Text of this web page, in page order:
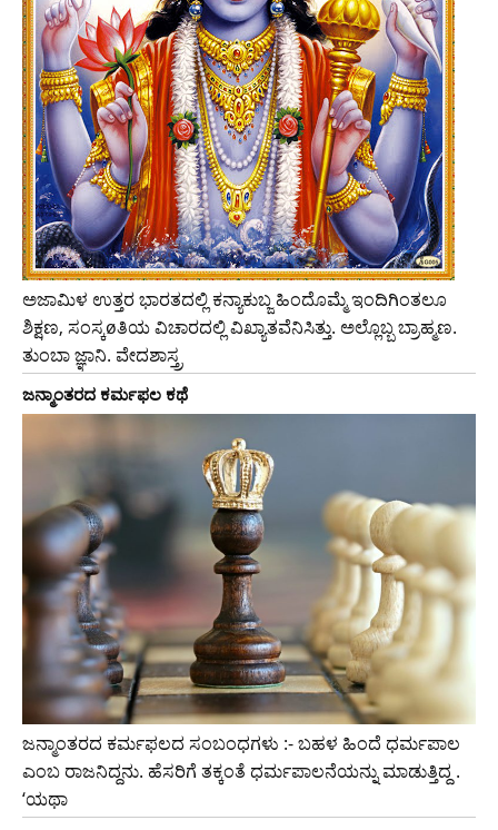
ಅಜಾಮಿಳ ಉತ್ತರ ಭಾರತದಲ್ಲಿ ಕನ್ಯಾಕುಬ್ಜ ಹಿಂದೊಮ್ಮೆ ಇಂದಿಗಿಂತಲೂ
ಶಿಕ್ಷಣ, ಸಂಸ್ಕøತಿಯ ವಿಚಾರದಲ್ಲಿ ವಿಖ್ಯಾತವೆನಿಸಿತ್ತು. ಅಲ್ಲೊಬ್ಬ ಬ್ರಾಹ್ಮಣ.
ತುಂಬಾ ಜ್ಞಾನಿ. ವೇದಶಾಸ್ತ್ರ
ಜನ್ಮಾಂತರದ ಕರ್ಮಫಲ ಕಥೆ
ಜನ್ಮಾಂತರದ ಕರ್ಮಫಲದ ಸಂಬಂಧಗಳು :- ಬಹಳ ಹಿಂದೆ ಧರ್ಮಪಾಲ
ಎಂಬ ರಾಜನಿದ್ದನು. ಹೆಸರಿಗೆ ತಕ್ಕಂತೆ ಧರ್ಮಪಾಲನೆಯನ್ನು ಮಾಡುತ್ತಿದ್ದ .
‘ಯಥಾ